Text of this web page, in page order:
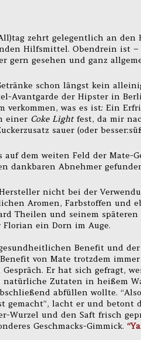
zehrt gelegentlich an
Hilfsmittel. Obendrein ist
gern gesehen und ganz
schon längst kein
Avantgarde der Hipster in
verkommen, was es ist: Ein
einer Coke Lightfest, da mir
sauer (oder
auf dem weiten Feld der Mate-
dankbaren Abnehmer
nicht bei der
Aromen, Farbstoffen und
Theilen und seinem späteren
Florian ein Dorn im Auge.
Benefit und der
von Mate trotzdem immer
Er hat sich gefragt,
Zutaten in heißem
abfüllen wollte.
gemacht”, lacht er und betont
Wurzel und den Saft frisch
Geschmacks-Gimmick.